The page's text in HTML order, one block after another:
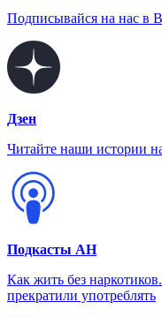
Подписывайся на нас в
Дзен
Читайте наши истории
Подкасты АН
Как жить без
прекратили употреблять